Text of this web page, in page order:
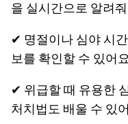
을 실시간으로 알려
✔ 명절이나 심야 시
보를 확인할 수 있어
✔ 위급할 때 유용한
처치법도 배울 수 있